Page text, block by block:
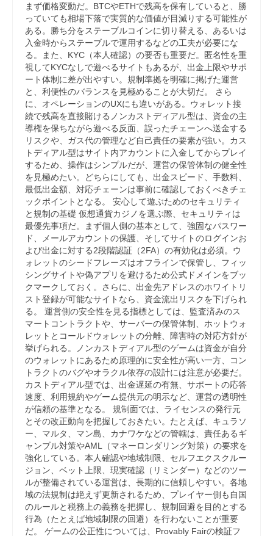
まず価格変動だ。BTCやETHで残高を保有していると、勝
っていても相場下落で実質的な価値が目減りする可能性が
ある。勝ち分をステーブルコインに切り替える、あるいは
入金時からステーブルで運用するなどの工夫が必要にな
る。また、KYC（本人確認）の要否も重要だ。匿名性を重
視してKYCなしで遊べるサイトもあるが、出金上限やサポ
ート体制に差が出やすい。規制準拠を明確に掲げた運営
と、利便性のバランスを見極めることが大切だ。 さら
に、オペレーションのUXにも違いがある。ウォレット接
続で残高を直接賭けるノンカストディアル型は、資金の主
導権を保ちながら遊べる反面、誤ったチェーンへ送金する
リスクや、ガス代の管理など自己責任の要素が強い。カス
トディアル型はサイト内アカウントに入金してからプレイ
するため、操作はシンプルだが、運営の保管体制の健全性
を見極めたい。どちらにしても、出金スピード、手数料、
最低出金額、対応チェーンは事前に確認しておくべきチェ
ックポイントとなる。 安心して遊ぶためのセキュリティ
と規制の基礎 仮想通貨カジノを選ぶ際、セキュリティは
最優先事項だ。まず個人側の基本として、強固なパスワー
ド、メールアカウントの保護、そしてサイトのログインお
よび出金に対する2段階認証（2FA）の有効化は必須。ウ
ォレットのシードフレーズはオフラインで保管し、フィッ
シングサイトや偽アプリを避けるため公式ドメインをブッ
クマークしておく。さらに、出金先アドレスのホワイトリ
スト登録が可能なサイトなら、資金流出リスクを下げられ
る。 運営側の安全性を見る指標としては、監査済みのス
マートコントラクトや、サーバーの保管体制、ホットウォ
レットとコールドウォレットの分離、障害時の対応方針が
挙げられる。ノンカストディアル型のゲームは資金が自分
のウォレットにあるため原理的に安全性が高い一方、コン
トラクトのバグやオラクル依存の設計には注意が必要だ。
カストディアル型では、出金遅延の有無、サポートの応答
速度、利用規約やゲーム提供元の明示など、運営の透明性
が信頼の基準となる。 規制面では、ライセンスの発行元
とその改正動向を把握しておきたい。たとえば、キュラソ
ー、マルタ、マン島、カナワケなどの管轄は、責任あるギ
ャンブル対策やAML（マネーロンダリング対策）の要求を
強化している。本人確認や地域制限、セルフエクスクルー
ジョン、ベット上限、現実確認（リミンダー）などのツー
ルが整備されている運営は、長期的に信頼しやすい。各地
域の法規制は絶えず更新されるため、プレイヤー側も自国
のルールと税務上の義務を把握し、規制回避を目的とする
行為（たとえば地域制限の回避）を行わないことが重要
だ。 ゲームの公正性については、Provably Fairの検証フ